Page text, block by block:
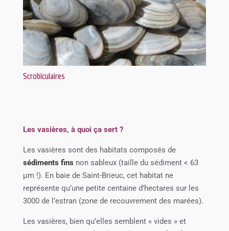
Scrobiculaires
Les vasières, à quoi ça sert ?
Les vasières sont des habitats composés de
sédiments fins non sableux (taille du sédiment < 63
μm !). En baie de Saint-Brieuc, cet habitat ne
représente qu’une petite centaine d’hectares sur les
3000 de l’estran (zone de recouvrement des marées).
Les vasières, bien qu’elles semblent « vides » et